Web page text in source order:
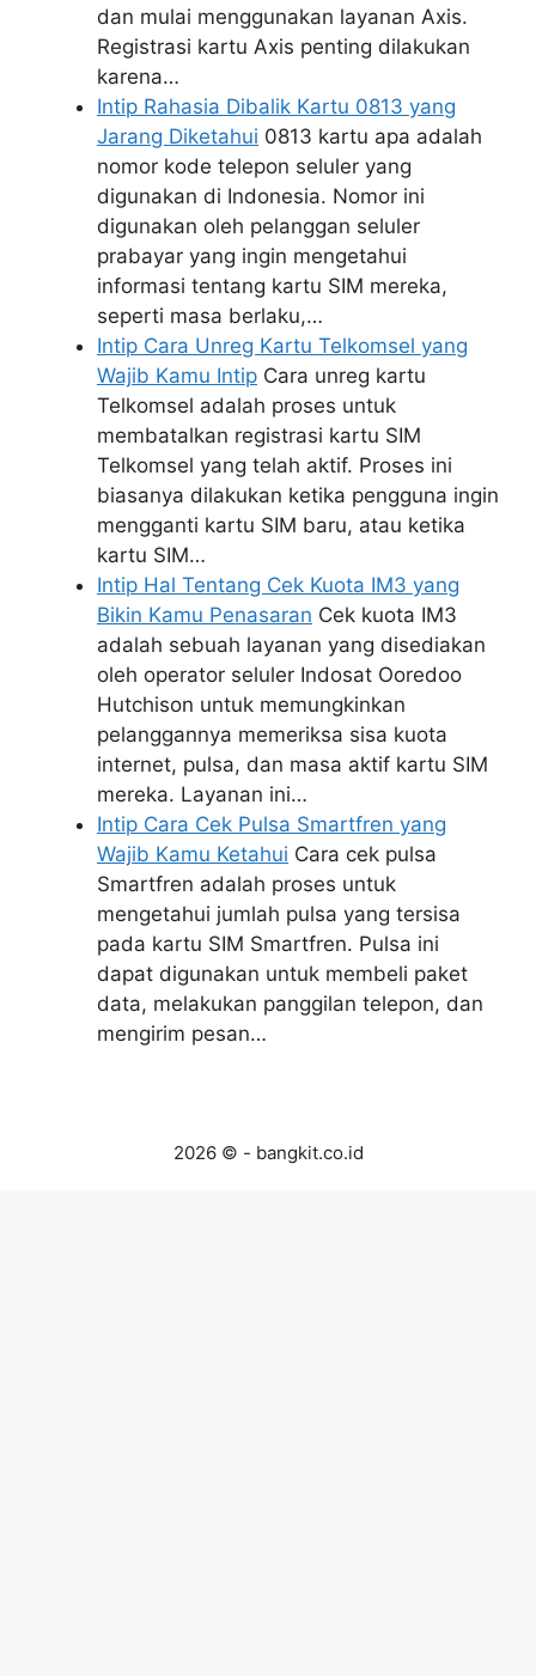
dan mulai menggunakan layanan Axis.
Registrasi kartu Axis penting dilakukan
karena…
Intip Rahasia Dibalik Kartu 0813 yang
Jarang Diketahui 0813 kartu apa adalah
nomor kode telepon seluler yang
digunakan di Indonesia. Nomor ini
digunakan oleh pelanggan seluler
prabayar yang ingin mengetahui
informasi tentang kartu SIM mereka,
seperti masa berlaku,…
Intip Cara Unreg Kartu Telkomsel yang
Wajib Kamu Intip Cara unreg kartu
Telkomsel adalah proses untuk
membatalkan registrasi kartu SIM
Telkomsel yang telah aktif. Proses ini
biasanya dilakukan ketika pengguna ingin
mengganti kartu SIM baru, atau ketika
kartu SIM…
Intip Hal Tentang Cek Kuota IM3 yang
Bikin Kamu Penasaran Cek kuota IM3
adalah sebuah layanan yang disediakan
oleh operator seluler Indosat Ooredoo
Hutchison untuk memungkinkan
pelanggannya memeriksa sisa kuota
internet, pulsa, dan masa aktif kartu SIM
mereka. Layanan ini…
Intip Cara Cek Pulsa Smartfren yang
Wajib Kamu Ketahui Cara cek pulsa
Smartfren adalah proses untuk
mengetahui jumlah pulsa yang tersisa
pada kartu SIM Smartfren. Pulsa ini
dapat digunakan untuk membeli paket
data, melakukan panggilan telepon, dan
mengirim pesan…
2026 © - bangkit.co.id